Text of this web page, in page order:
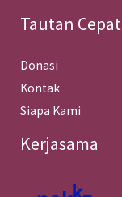
Tautan Cepat
Donasi
Kontak
Siapa Kami
Kerjasama